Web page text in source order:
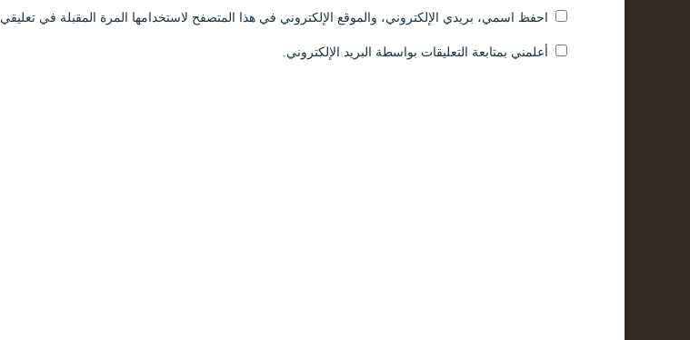
احفظ اسمي، بريدي الإلكتروني، والموقع الإلكتروني في هذا المتصفح لاستخدامها المرة المقبلة في تعليقي.
أعلمني بمتابعة التعليقات بواسطة البريد الإلكتروني.